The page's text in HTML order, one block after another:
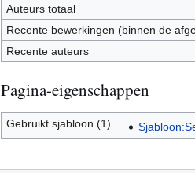
Auteurs totaal
Recente bewerkingen (binnen de
Recente auteurs
Pagina-eigenschappen
Gebruikt sjabloon (1)